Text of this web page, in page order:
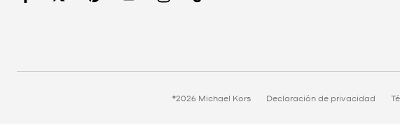
©2026 Michael Kors Declaración de privacidad